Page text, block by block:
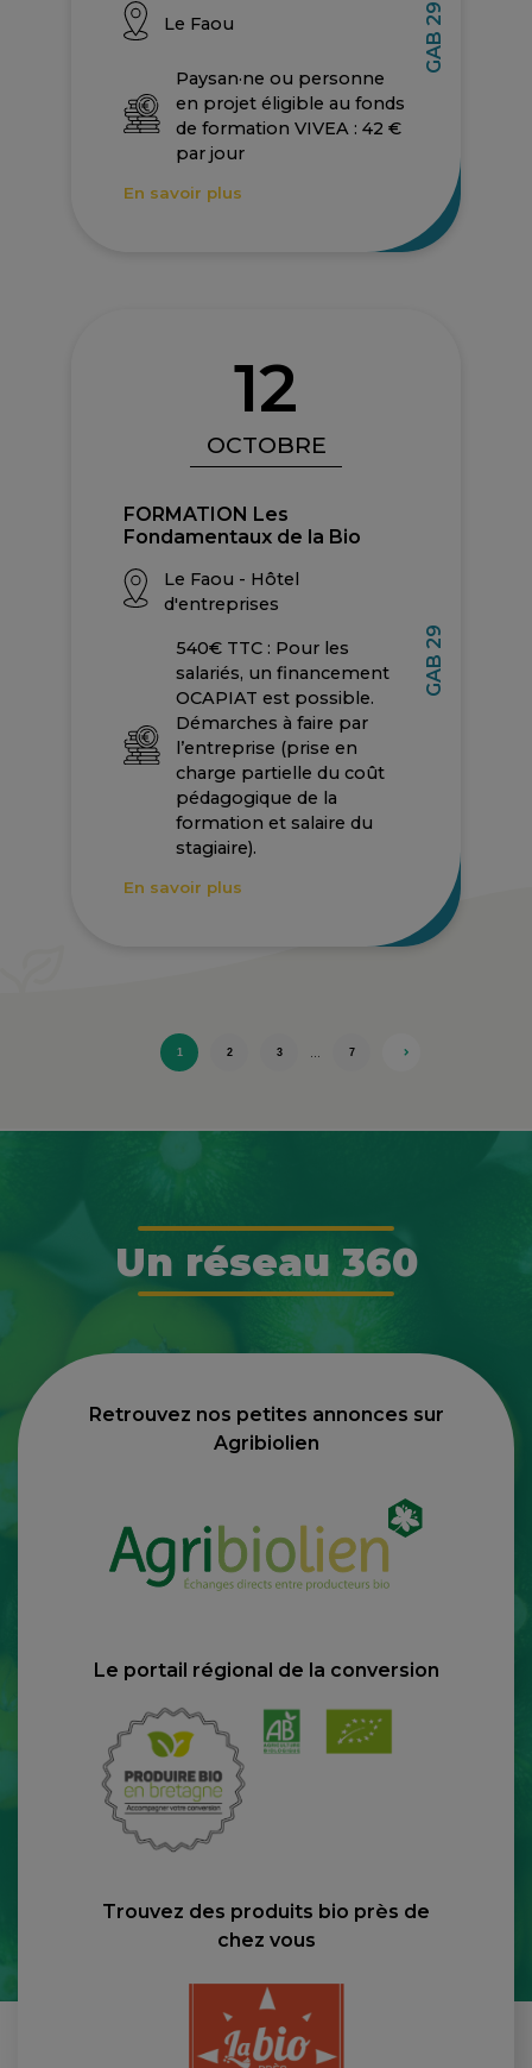
Le Faou
Paysan·ne ou personne
en projet éligible au fonds
de formation VIVEA : 42 €
par jour
En savoir plus
GAB 29
12
OCTOBRE
FORMATION Les
Fondamentaux de la Bio
Le Faou - Hôtel
d'entreprises
540€ TTC : Pour les
salariés, un financement
OCAPIAT est possible.
Démarches à faire par
l’entreprise (prise en
charge partielle du coût
pédagogique de la
formation et salaire du
stagiaire).
En savoir plus
GAB 29
1 2 3 … 7
Un réseau 360
Retrouvez nos petites annonces sur
Agribiolien
Le portail régional de la conversion
Trouvez des produits bio près de
chez vous